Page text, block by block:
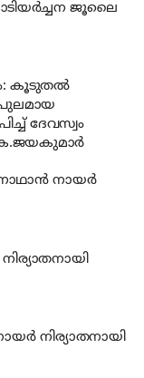
ജൂലൈ
കൂടുതല്‍
ദേവസ്വം
നായര്‍
നിര്യാതനായി